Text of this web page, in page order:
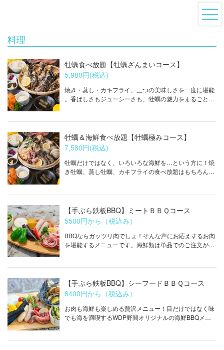
料理
牡蠣食べ放題【牡蠣ざんまいコース】
5,980円(税込)
焼き・蒸し・カキフライ、三つの美味しさを一度に堪能
。香ばしさもジューシーさも、牡蠣の魅力をまるごと楽しむ満足コース。焼き牡蠣、蒸し牡蠣、カキフライが食べ放題です！※ドリンク別
牡蠣＆海鮮食べ放題【牡蠣極みコース】
7,580円(税込)
牡蠣だけではなく、いろいろな海鮮を…という方に！焼
き牡蠣、蒸し牡蠣、カキフライの食べ放題はもちろん、ホタテ、エビ、ハマグリなど人気の海鮮も楽しめる贅沢コースです。※ドリンク別
【手ぶら鉄板BBQ】ミートＢＢＱコース
5500円から（税込み）
BBQならガッツリ肉でしょ！そんな声にお応えするお肉
を堪能するメニューです。海鮮類は単品でのご注文が可能です※ソフトドリンク別
【手ぶら鉄板BBQ】シーフードＢＢＱコース
6400円から（税込み）
お肉も海鮮も楽しめる贅沢メニュー！目だけではなく味
でも海を満喫するWDP野間オリジナルの海鮮BBQメニューです。※ソフトドリンク別